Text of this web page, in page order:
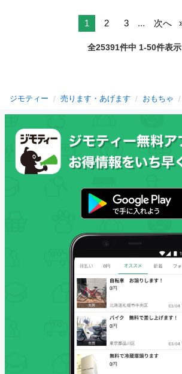
1 2 3 ... 次へ
全25391件中 1-50件表示
ジモティー 売ります・あげます おもちゃ